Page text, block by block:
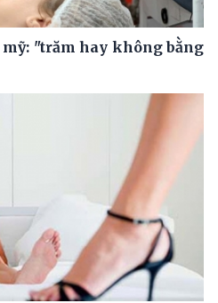
"trăm hay không bằng